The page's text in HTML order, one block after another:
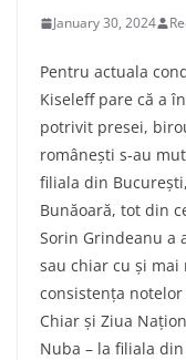
January 30, 2024
Pentru actuala
Kiseleff pare că a
potrivit presei,
românești s-au
filiala din
Bunăoară, tot din
Sorin Grindeanu a
sau chiar cu și
consistența
Chiar și Ziua
Nuba – la filiala